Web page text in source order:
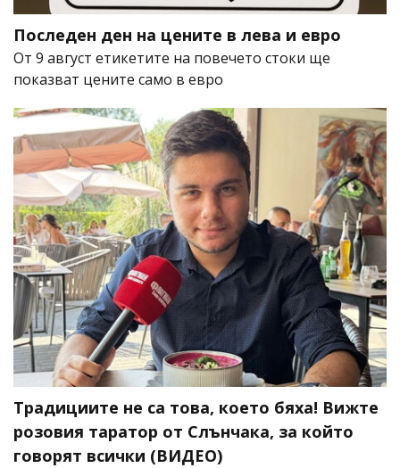
Последен ден на цените в лева и евро
От 9 август етикетите на повечето стоки ще
показват цените само в евро
Традициите не са това, което бяха! Вижте
розовия таратор от Слънчака, за който
говорят всички (ВИДЕО)